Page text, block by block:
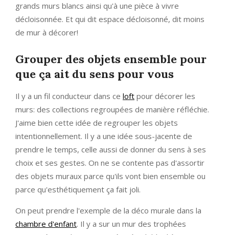
grands murs blancs ainsi qu'à une pièce à vivre
décloisonnée. Et qui dit espace décloisonné, dit moins
de mur à décorer!
Grouper des objets ensemble pour
que ça ait du sens pour vous
Il y a un fil conducteur dans ce loft pour décorer les
murs: des collections regroupées de manière réfléchie.
J'aime bien cette idée de regrouper les objets
intentionnellement. Il y a une idée sous-jacente de
prendre le temps, celle aussi de donner du sens à ses
choix et ses gestes. On ne se contente pas d'assortir
des objets muraux parce qu'ils vont bien ensemble ou
parce qu'esthétiquement ça fait joli.
On peut prendre l'exemple de la déco murale dans la
chambre d'enfant. Il y a sur un mur des trophées